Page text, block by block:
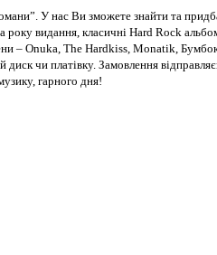
У нас Ви зможете знайти та
року видання, класичні Hard Rock
– Onuka, The Hardkiss, Monatik,
диск чи платівку. Замовлення
гарного дня!